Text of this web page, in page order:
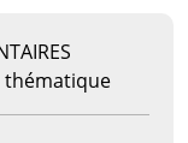
thématique